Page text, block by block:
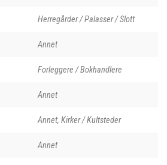
Herregårder / Palasser / Slott
Annet
Forleggere / Bokhandlere
Annet
Annet, Kirker / Kultsteder
Annet